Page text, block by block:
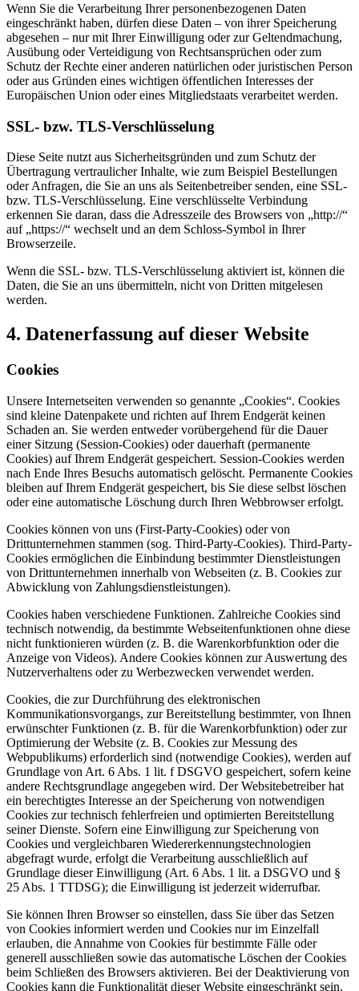
Wenn Sie die Verarbeitung Ihrer personenbezogenen Daten
eingeschränkt haben, dürfen diese Daten – von ihrer Speicherung
abgesehen – nur mit Ihrer Einwilligung oder zur Geltendmachung,
Ausübung oder Verteidigung von Rechtsansprüchen oder zum
Schutz der Rechte einer anderen natürlichen oder juristischen Person
oder aus Gründen eines wichtigen öffentlichen Interesses der
Europäischen Union oder eines Mitgliedstaats verarbeitet werden.
SSL- bzw. TLS-Verschlüsselung
Diese Seite nutzt aus Sicherheitsgründen und zum Schutz der
Übertragung vertraulicher Inhalte, wie zum Beispiel Bestellungen
oder Anfragen, die Sie an uns als Seitenbetreiber senden, eine SSL-
bzw. TLS-Verschlüsselung. Eine verschlüsselte Verbindung
erkennen Sie daran, dass die Adresszeile des Browsers von „http://“
auf „https://“ wechselt und an dem Schloss-Symbol in Ihrer
Browserzeile.
Wenn die SSL- bzw. TLS-Verschlüsselung aktiviert ist, können die
Daten, die Sie an uns übermitteln, nicht von Dritten mitgelesen
werden.
4. Datenerfassung auf dieser Website
Cookies
Unsere Internetseiten verwenden so genannte „Cookies“. Cookies
sind kleine Datenpakete und richten auf Ihrem Endgerät keinen
Schaden an. Sie werden entweder vorübergehend für die Dauer
einer Sitzung (Session-Cookies) oder dauerhaft (permanente
Cookies) auf Ihrem Endgerät gespeichert. Session-Cookies werden
nach Ende Ihres Besuchs automatisch gelöscht. Permanente Cookies
bleiben auf Ihrem Endgerät gespeichert, bis Sie diese selbst löschen
oder eine automatische Löschung durch Ihren Webbrowser erfolgt.
Cookies können von uns (First-Party-Cookies) oder von
Drittunternehmen stammen (sog. Third-Party-Cookies). Third-Party-
Cookies ermöglichen die Einbindung bestimmter Dienstleistungen
von Drittunternehmen innerhalb von Webseiten (z. B. Cookies zur
Abwicklung von Zahlungsdienstleistungen).
Cookies haben verschiedene Funktionen. Zahlreiche Cookies sind
technisch notwendig, da bestimmte Webseitenfunktionen ohne diese
nicht funktionieren würden (z. B. die Warenkorbfunktion oder die
Anzeige von Videos). Andere Cookies können zur Auswertung des
Nutzerverhaltens oder zu Werbezwecken verwendet werden.
Cookies, die zur Durchführung des elektronischen
Kommunikationsvorgangs, zur Bereitstellung bestimmter, von Ihnen
erwünschter Funktionen (z. B. für die Warenkorbfunktion) oder zur
Optimierung der Website (z. B. Cookies zur Messung des
Webpublikums) erforderlich sind (notwendige Cookies), werden auf
Grundlage von Art. 6 Abs. 1 lit. f DSGVO gespeichert, sofern keine
andere Rechtsgrundlage angegeben wird. Der Websitebetreiber hat
ein berechtigtes Interesse an der Speicherung von notwendigen
Cookies zur technisch fehlerfreien und optimierten Bereitstellung
seiner Dienste. Sofern eine Einwilligung zur Speicherung von
Cookies und vergleichbaren Wiedererkennungstechnologien
abgefragt wurde, erfolgt die Verarbeitung ausschließlich auf
Grundlage dieser Einwilligung (Art. 6 Abs. 1 lit. a DSGVO und §
25 Abs. 1 TTDSG); die Einwilligung ist jederzeit widerrufbar.
Sie können Ihren Browser so einstellen, dass Sie über das Setzen
von Cookies informiert werden und Cookies nur im Einzelfall
erlauben, die Annahme von Cookies für bestimmte Fälle oder
generell ausschließen sowie das automatische Löschen der Cookies
beim Schließen des Browsers aktivieren. Bei der Deaktivierung von
Cookies kann die Funktionalität dieser Website eingeschränkt sein.